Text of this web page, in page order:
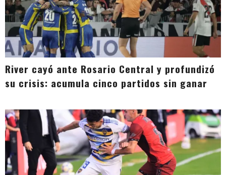
River cayó ante Rosario Central y profundizó
su crisis: acumula cinco partidos sin ganar